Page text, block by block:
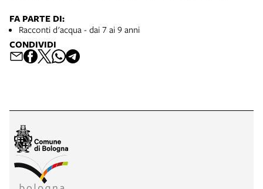
FA PARTE DI:
Racconti d'acqua - dai 7 ai 9 anni
CONDIVIDI